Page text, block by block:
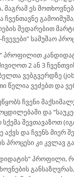
ეს
ჩვენთავნე
შედარებით
სამუშაო
2 ან 3
ვებგვერდზე
წელია ვეძებთ და
ჩვენი
და
სქემა შევთავაზოთ
აქვს და ჩვენს
პროცესი კი
პროფილი,